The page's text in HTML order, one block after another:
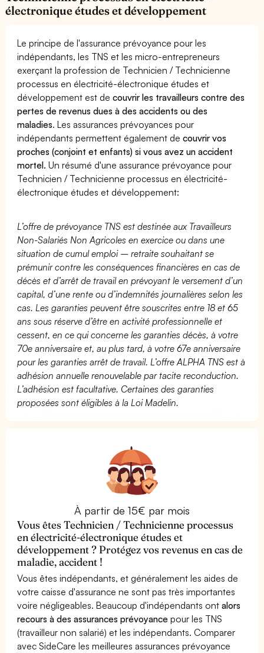
électronique études et développement
Le principe de l'assurance prévoyance pour les
indépendants, les TNS et les micro-entrepreneurs
exerçant la profession de Technicien / Technicienne
processus en électricité-électronique études et
développement est decouvrir les travailleurs contre des
pertes de revenus dues à des accidents ou des
maladies. Les assurances prévoyances pour
indépendants permettent également decouvrir vos
proches (conjoint et enfants) si vous avez un accident
mortel. Un résumé d'une assurance prévoyance pour
Technicien / Technicienne processus en électricité-
électronique études et développement:
L’offre de prévoyance TNS est destinée aux Travailleurs
Non-Salariés Non Agricoles en exercice ou dans une
situation de cumul emploi – retraite souhaitant se
prémunir contre les conséquences financières en cas de
décès et d’arrêt de travail en prévoyant le versement d’un
capital, d’une rente ou d’indemnités journalières selon les
cas. Les garanties peuvent être souscrites entre 18 et 65
ans sous réserve d’être en activité professionnelle et
cessent, en ce qui concerne les garanties décès, à votre
70e anniversaire et, au plus tard, à votre 67e anniversaire
pour les garanties arrêt de travail. L’offre ALPHA TNS est à
adhésion annuelle renouvelable par tacite reconduction.
L’adhésion est facultative. Certaines des garanties
proposées sont éligibles à la Loi Madelin.
À partir de 15€ par mois
Vous êtes Technicien / Technicienne processus
en électricité-électronique études et
développement ? Protégez vos revenus en cas de
maladie, accident !
Vous êtes indépendants, et généralement les aides de
votre caisse d'assurance ne sont pas très importantes
voire négligeables. Beaucoup d'indépendants ontalors
recours à des assurances prévoyance pour les TNS
(travailleur non salarié) et les indépendants. Comparer
avec SideCare les meilleures assurances prévoyance